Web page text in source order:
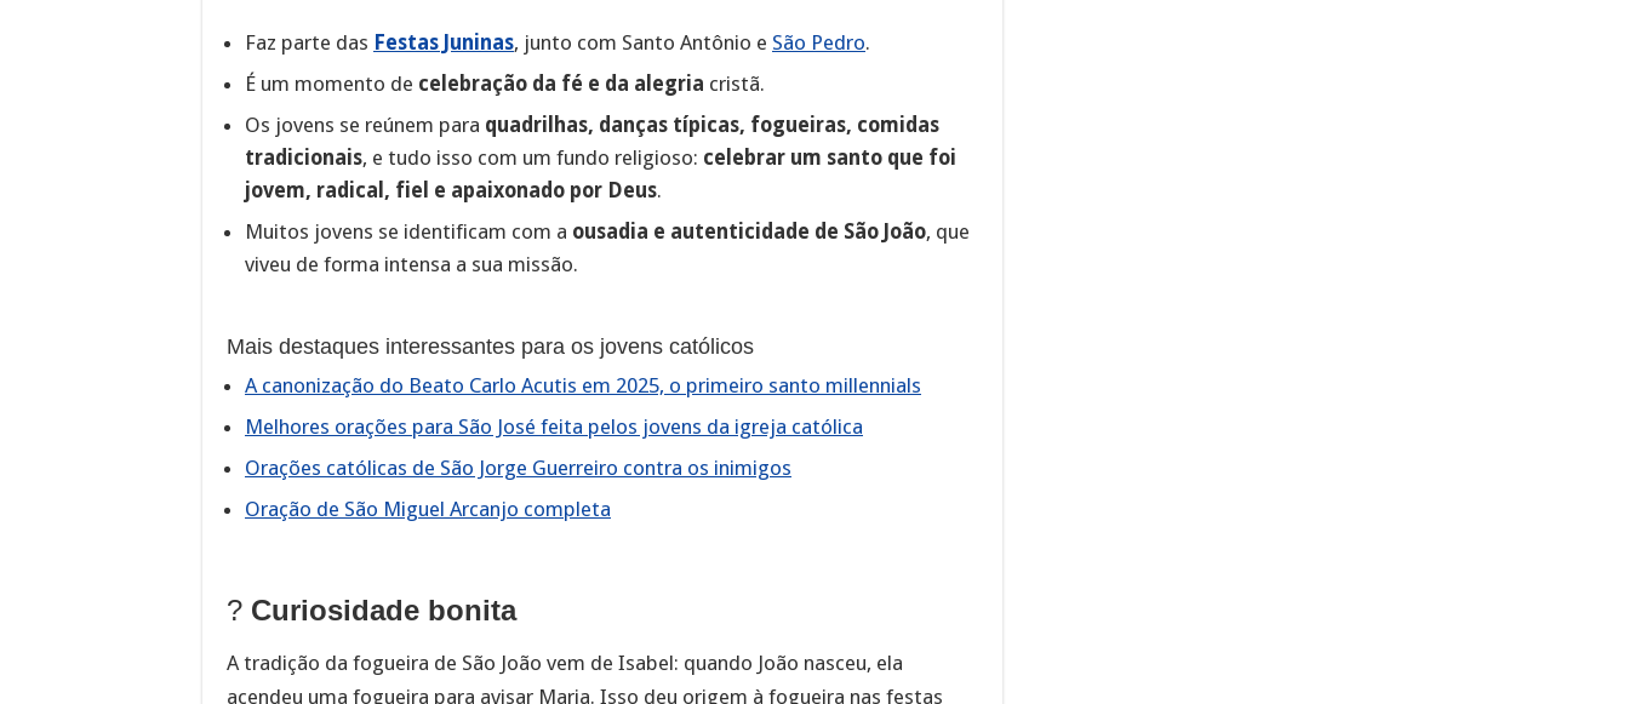
Faz parte das Festas Juninas, junto com Santo Antônio e São Pedro.
É um momento de celebração da fé e da alegria cristã.
Os jovens se reúnem para quadrilhas, danças típicas, fogueiras, comidas
tradicionais, e tudo isso com um fundo religioso: celebrar um santo que foi
jovem, radical, fiel e apaixonado por Deus.
Muitos jovens se identificam com a ousadia e autenticidade de São João, que
viveu de forma intensa a sua missão.
Mais destaques interessantes para os jovens católicos
A canonização do Beato Carlo Acutis em 2025, o primeiro santo millennials
Melhores orações para São José feita pelos jovens da igreja católica
Orações católicas de São Jorge Guerreiro contra os inimigos
Oração de São Miguel Arcanjo completa
? Curiosidade bonita
A tradição da fogueira de São João vem de Isabel: quando João nasceu, ela
acendeu uma fogueira para avisar Maria. Isso deu origem à fogueira nas festas